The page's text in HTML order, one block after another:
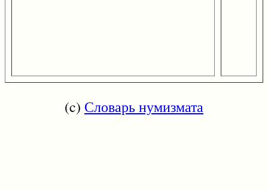
(c) Словарь нумизмата